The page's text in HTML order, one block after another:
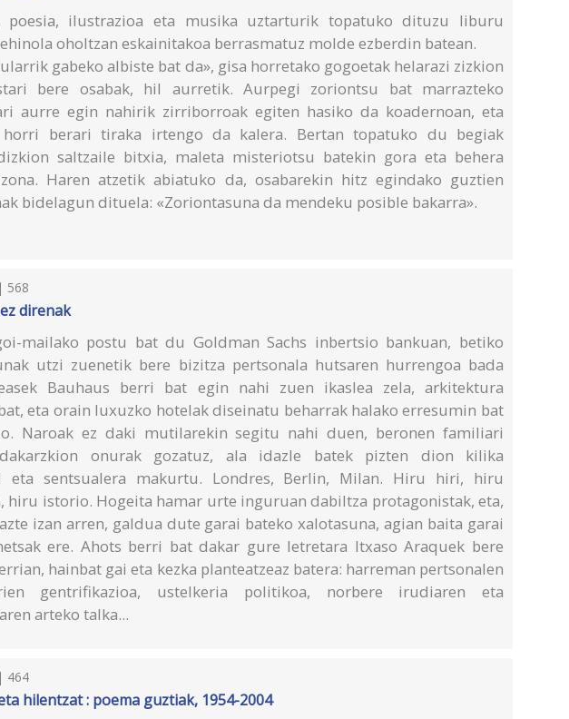
poesia, ilustrazioa eta musika uztarturik topatuko dituzu liburu
oholtzan eskainitakoa berrasmatuz molde ezberdin batean.
gabeko albiste bat da», gisa horretako gogoetak helarazi zizkion
bere osabak, hil aurretik. Aurpegi zoriontsu bat marrazteko
aurre egin nahirik zirriborroak egiten hasiko da koadernoan, eta
horri berari tiraka irtengo da kalera. Bertan topatuko du begiak
saltzaile bitxia, maleta misteriotsu batekin gora eta behera
Haren atzetik abiatuko da, osabarekin hitz egindako guztien
bidelagun dituela: «Zoriontasuna da mendeku posible bakarra».
568
direnak
mailako postu bat du Goldman Sachs inbertsio bankuan, betiko
utzi zuenetik bere bizitza pertsonala hutsaren hurrengoa bada
Bauhaus berri bat egin nahi zuen ikaslea zela, arkitektura
eta orain luxuzko hotelak diseinatu beharrak halako erresumin bat
Naroak ez daki mutilarekin segitu nahi duen, beronen familiari
onurak gozatuz, ala idazle batek pizten dion kilika
eta sentsualera makurtu. Londres, Berlin, Milan. Hiru hiri, hiru
hiru istorio. Hogeita hamar urte inguruan dabiltza protagonistak, eta,
izan arren, galdua dute garai bateko xalotasuna, agian baita garai
ere. Ahots berri bat dakar gure letretara Itxaso Araquek bere
hainbat gai eta kezka planteatzeaz batera: harreman pertsonalen
gentrifikazioa, ustelkeria politikoa, norbere irudiaren eta
arteko talka...
464
hilentzat : poema guztiak, 1954-2004